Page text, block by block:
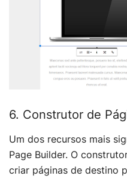
6. Construtor de
Um dos recursos mais
Page Builder. O
criar páginas de destino